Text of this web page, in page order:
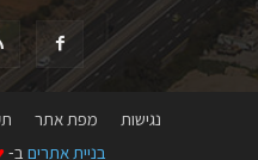
נגישות מפת אתר
בניית אתרים ב-